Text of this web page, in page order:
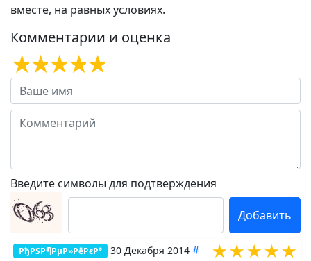
вместе, на равных условиях.
Комментарии и оценка
Введите символы для подтверждения
РђРЅР¶РµР»РёРєР° 30 Декабря 2014 # ★★★★★